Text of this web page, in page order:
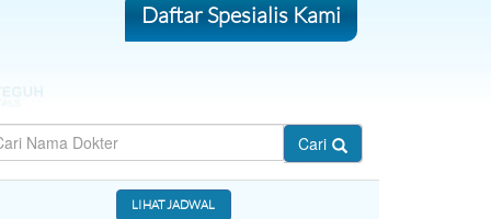
Daftar Spesialis Kami
Cari
LIHAT JADWAL